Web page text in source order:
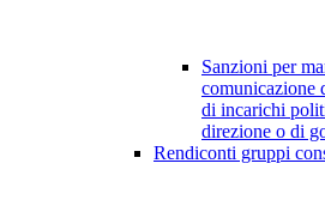
Sanzioni per
comunicazione
di incarichi
direzione o di
Rendiconti gruppi